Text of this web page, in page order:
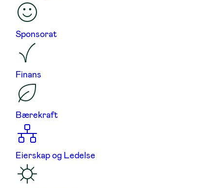
Sponsorat
Finans
Bærekraft
Eierskap og Ledelse